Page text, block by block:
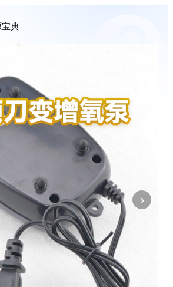
宝典
›